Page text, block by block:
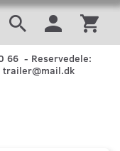
66 - Reservedele:
trailer@mail.dk